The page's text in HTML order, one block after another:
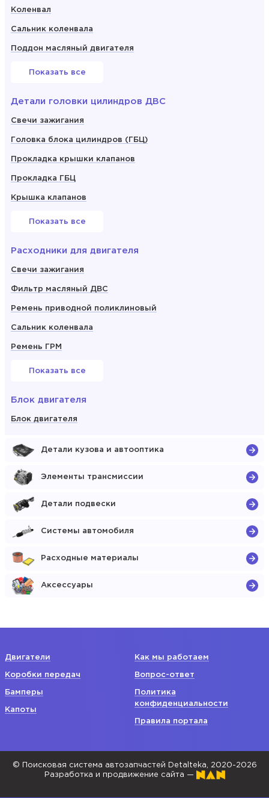
Коленвал
Сальник коленвала
Поддон масляный двигателя
Показать все
Детали головки цилиндров ДВС
Свечи зажигания
Головка блока цилиндров (ГБЦ)
Прокладка крышки клапанов
Прокладка ГБЦ
Крышка клапанов
Показать все
Расходники для двигателя
Свечи зажигания
Фильтр масляный ДВС
Ремень приводной поликлиновый
Сальник коленвала
Ремень ГРМ
Показать все
Блок двигателя
Блок двигателя
Детали кузова и автооптика
Элементы трансмиссии
Детали подвески
Системы автомобиля
Расходные материалы
Аксессуары
Двигатели
Коробки передач
Бамперы
Капоты
Как мы работаем
Вопрос-ответ
Политика
конфиденциальности
Правила портала
© Поисковая система автозапчастей Detalteka, 2020-2026
Разработка и продвижение сайта —